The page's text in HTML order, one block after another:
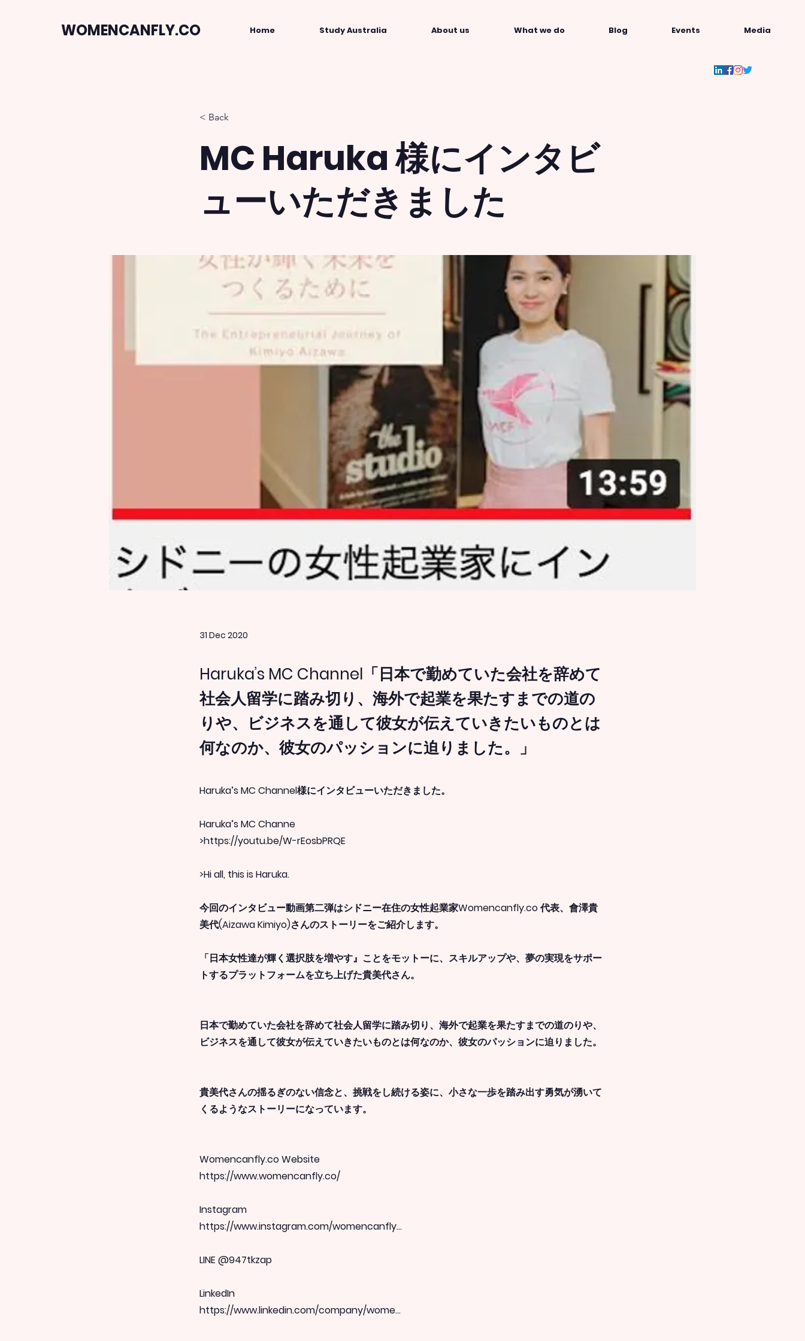
WOMENCANFLY.CO Home Study Australia About us What we do Blog Events Media
< Back
MC Haruka 様にインタビ
ューいただきました
31 Dec 2020
Haruka’s MC Channel「日本で勤めていた会社を辞めて
社会人留学に踏み切り、海外で起業を果たすまでの道の
りや、ビジネスを通して彼女が伝えていきたいものとは
何なのか、彼女のパッションに迫りました。」
Haruka’s MC Channel様にインタビューいただきました。
Haruka’s MC Channe
>https://youtu.be/W-rEosbPRQE
>Hi all, this is Haruka.
今回のインタビュー動画第二弾はシドニー在住の女性起業家Womencanfly.co 代表、會澤貴
美代(Aizawa Kimiyo)さんのストーリーをご紹介します。
「日本女性達が輝く選択肢を増やす』ことをモットーに、スキルアップや、夢の実現をサポー
トするプラットフォームを立ち上げた貴美代さん。
日本で勤めていた会社を辞めて社会人留学に踏み切り、海外で起業を果たすまでの道のりや、
ビジネスを通して彼女が伝えていきたいものとは何なのか、彼女のパッションに迫りました。
貴美代さんの揺るぎのない信念と、挑戦をし続ける姿に、小さな一歩を踏み出す勇気が湧いて
くるようなストーリーになっています。
Womencanfly.co Website
https://www.womencanfly.co/
Instagram
https://www.instagram.com/womencanfly...
LINE @947tkzap
LinkedIn
https://www.linkedin.com/company/wome...